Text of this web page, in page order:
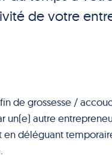
de votre
de grossesse /
autre
déléguant